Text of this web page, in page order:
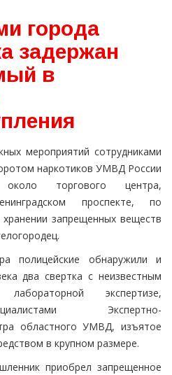
города
задержан
в
мероприятий сотрудниками
наркотиков УМВД России
торгового центра,
проспекте, по
запрещенных веществ
полицейские обнаружили и
два свертка с неизвестным
экспертизе,
Экспертно-
областного УМВД, изъятое
в крупном размере.
приобрел запрещенное